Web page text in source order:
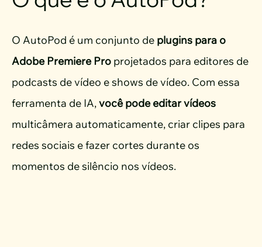
O AutoPod é um conjunto de plugins para o
Adobe Premiere Pro projetados para editores de
podcasts de vídeo e shows de vídeo. Com essa
ferramenta de IA,você pode editar vídeos
multicâmera automaticamente, criar clipes para
redes sociais e fazer cortes durante os
momentos de silêncio nos vídeos.